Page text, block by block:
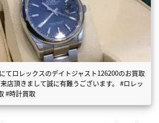
てロレックスのデイトジャスト126200のお買取
店頂きまして誠に有難うございます。 #ロレッ
#時計買取